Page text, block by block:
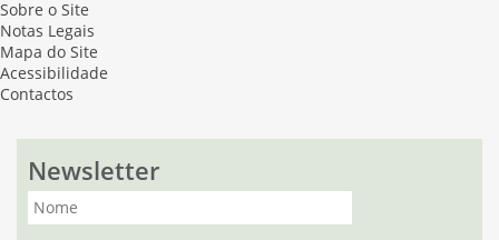
Sobre o Site
Notas Legais
Mapa do Site
Acessibilidade
Contactos
Newsletter